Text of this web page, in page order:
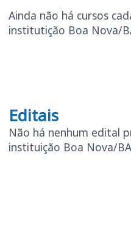
Ainda não há cursos
institutição Boa Nova/
Editais
Editais
Não há nenhum edital
instituição Boa Nova/